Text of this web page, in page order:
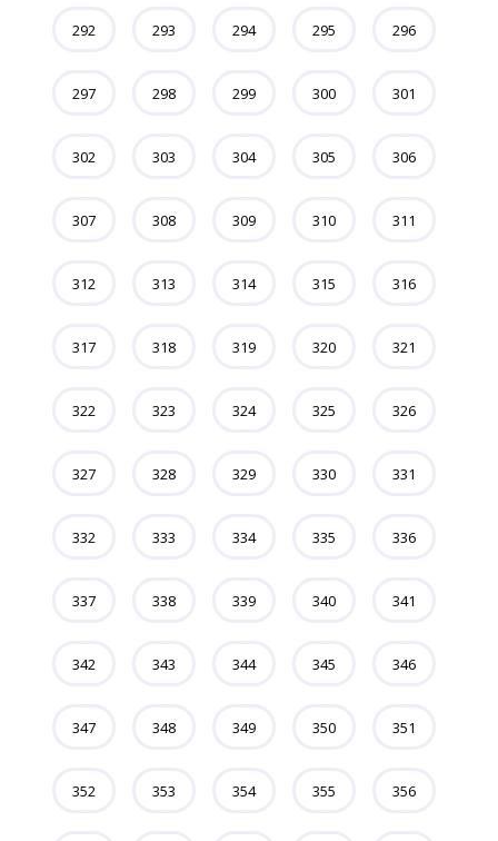
292 293 294 295 296
297 298 299 300 301
302 303 304 305 306
307 308 309 310 311
312 313 314 315 316
317 318 319 320 321
322 323 324 325 326
327 328 329 330 331
332 333 334 335 336
337 338 339 340 341
342 343 344 345 346
347 348 349 350 351
352 353 354 355 356